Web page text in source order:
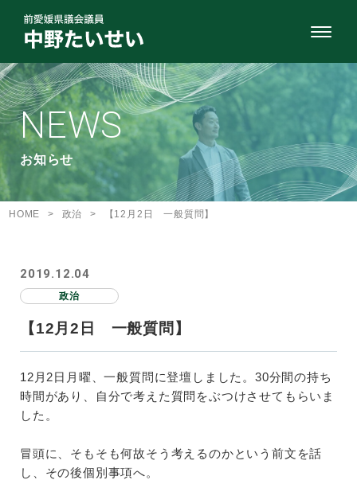
NEWS
お知らせ
HOME > 政治 > 【12月2日 一般質問】
2019.12.04
政治
【12月2日 一般質問】
12月2日月曜、一般質問に登壇しました。30分間の持ち
時間があり、自分で考えた質問をぶつけさせてもらいま
した。
冒頭に、そもそも何故そう考えるのかという前文を話
し、その後個別事項へ。